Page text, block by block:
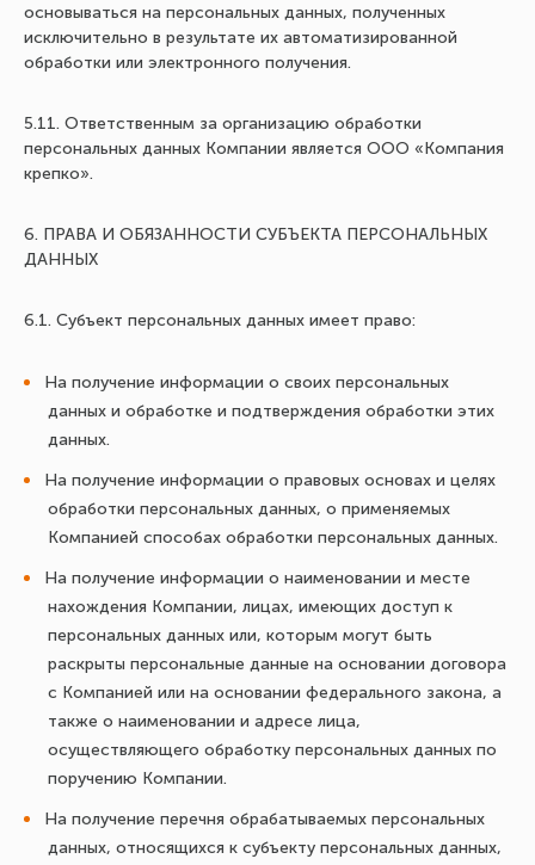
основываться на персональных данных, полученных
исключительно в результате их автоматизированной
обработки или электронного получения.
5.11. Ответственным за организацию обработки
персональных данных Компании является ООО «Компания
крепко».
6. ПРАВА И ОБЯЗАННОСТИ СУБЪЕКТА ПЕРСОНАЛЬНЫХ
ДАННЫХ
6.1. Субъект персональных данных имеет право:
На получение информации о своих персональных
данных и обработке и подтверждения обработки этих
данных.
На получение информации о правовых основах и целях
обработки персональных данных, о применяемых
Компанией способах обработки персональных данных.
На получение информации о наименовании и месте
нахождения Компании, лицах, имеющих доступ к
персональных данных или, которым могут быть
раскрыты персональные данные на основании договора
с Компанией или на основании федерального закона, а
также о наименовании и адресе лица,
осуществляющего обработку персональных данных по
поручению Компании.
На получение перечня обрабатываемых персональных
данных, относящихся к субъекту персональных данных,